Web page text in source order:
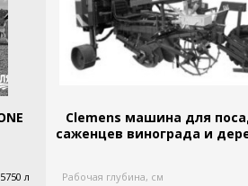
5750 л
Clemens машина для
саженцев винограда и
Рабочая глубина, см